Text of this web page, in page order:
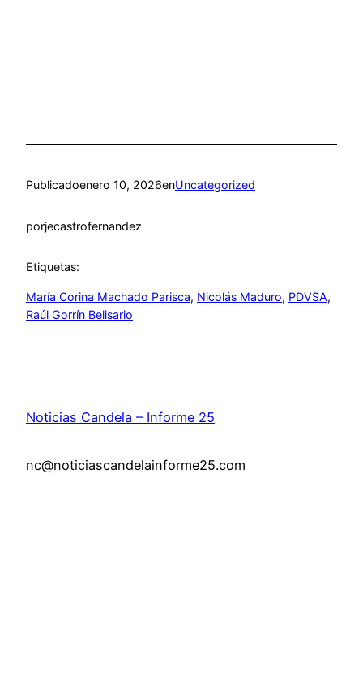
de
entradas
Publicadoenero 10, 2026enUncategorized
porjecastrofernandez
Etiquetas:
María Corina Machado Parisca​, Nicolás Maduro, PDVSA
Raúl Gorrín Belisario
Noticias Candela – Informe 25
nc@noticiascandelainforme25.com